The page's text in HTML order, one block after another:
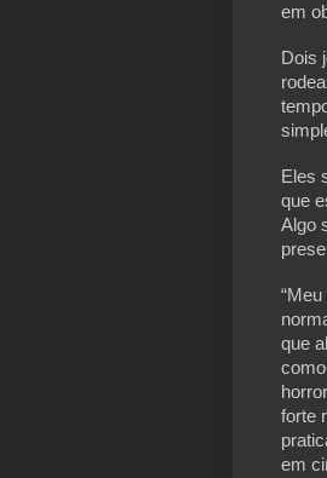
em
Dois
Eles
que
Algo
que
forte
em